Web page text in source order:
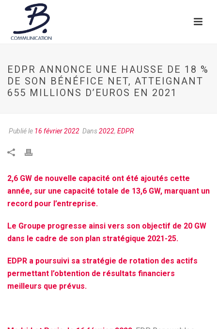
EDPR ANNONCE UNE HAUSSE DE 18 %
DE SON BÉNÉFICE NET, ATTEIGNANT
655 MILLIONS D’EUROS EN 2021
Publié le 16 février 2022 Dans2022, EDPR
2,6 GW de nouvelle capacité ont été ajoutés cette
année, sur une capacité totale de 13,6 GW, marquant un
record pour l’entreprise.
Le Groupe progresse ainsi vers son objectif de 20 GW
dans le cadre de son plan stratégique 2021-25.
EDPR a poursuivi sa stratégie de rotation des actifs
permettant l’obtention de résultats financiers
meilleurs que prévus.